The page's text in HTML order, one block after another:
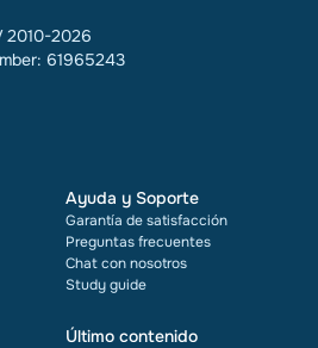
2026
61965243
Ayuda y Soporte
Garantía de satisfacción
Preguntas frecuentes
Chat con nosotros
Study guide
Último contenido